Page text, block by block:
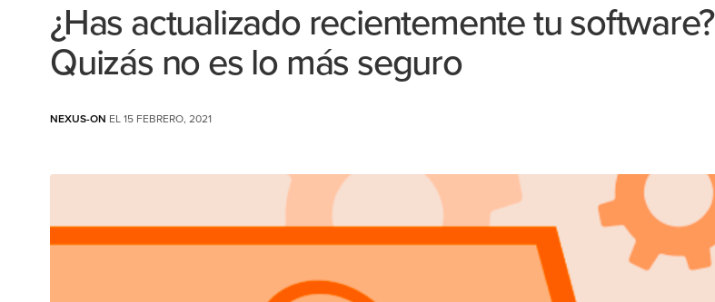
¿Has actualizado recientemente tu software?
Quizás no es lo más seguro
NEXUS-ON EL 15 FEBRERO, 2021